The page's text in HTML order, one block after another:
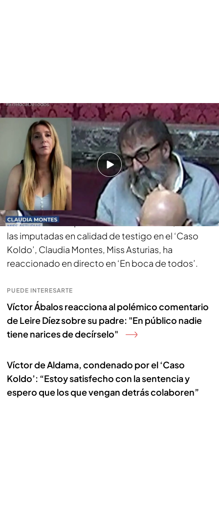
Claudia Montes reacciona a la condena de Koldo García: “Veo
recompensado el daño que me ha hecho”
Tan solo unos minutos después de conocerse la
sentencia del Tribunal Supremo que condena a
José Luis Ábalos a 24 años de prisión, a 19 años a
su consejero Koldo García y tan solo cuatro años
y medio al empresario Víctor de Aldamaa cuatro
y medio por irregularidades en la compra de
mascarillas en la pandemia. Miss Asturias
, una de
las imputadas en calidad de testigo en el ‘Caso
Koldo’, Claudia Montes, Miss Asturias, ha
reaccionado en directo en ‘En boca de todos’.
PUEDE INTERESARTE
Víctor Ábalos reacciona al polémico comentario
de Leire Díez sobre su padre: "En público nadie
tiene narices de decírselo"
Víctor de Aldama, condenado por el ‘Caso
Koldo’: “Estoy satisfecho con la sentencia y
espero que los que vengan detrás colaboren”